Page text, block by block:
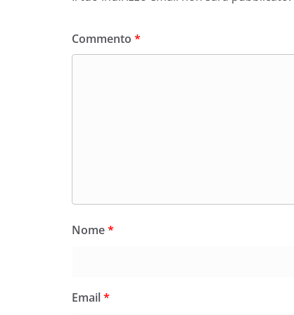
Commento *
Nome*
Email*